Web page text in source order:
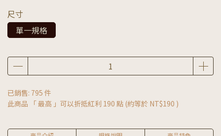
尺寸
單一規格
已銷售: 795 件
此商品 「 最高 」可以折抵紅利 190 點 (約等於 NT$190 )